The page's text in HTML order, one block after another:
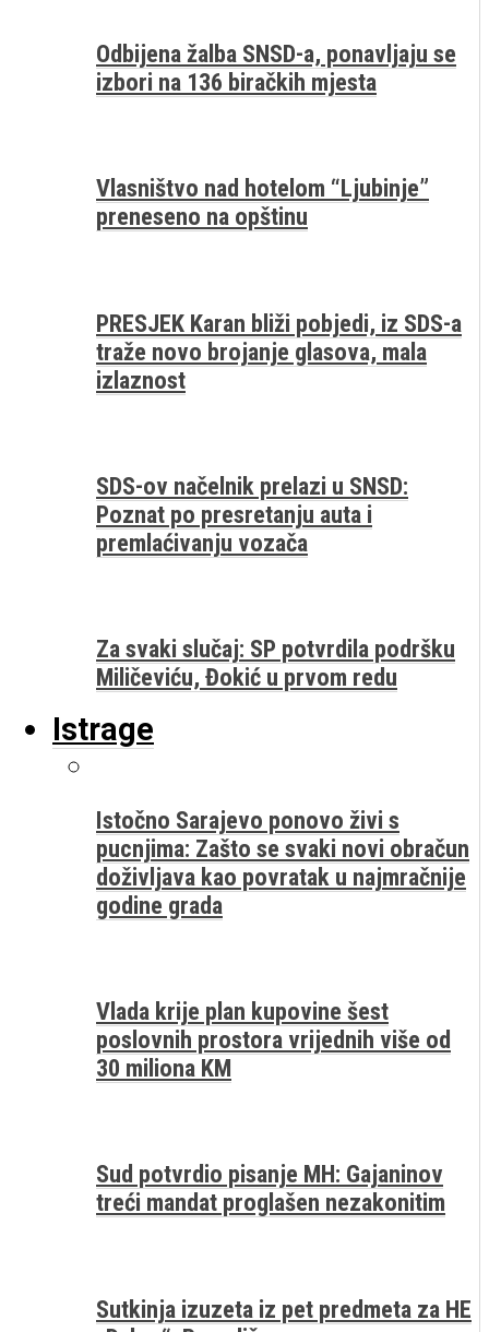
Odbijena žalba SNSD-a, ponavljaju se
izbori na 136 biračkih mjesta
Vlasništvo nad hotelom “Ljubinje”
preneseno na opštinu
PRESJEK Karan bliži pobjedi, iz SDS-a
traže novo brojanje glasova, mala
izlaznost
SDS-ov načelnik prelazi u SNSD:
Poznat po presretanju auta i
premlaćivanju vozača
Za svaki slučaj: SP potvrdila podršku
Miličeviću, Đokić u prvom redu
Istrage
Istočno Sarajevo ponovo živi s
pucnjima: Zašto se svaki novi obračun
doživljava kao povratak u najmračnije
godine grada
Vlada krije plan kupovine šest
poslovnih prostora vrijednih više od
30 miliona KM
Sud potvrdio pisanje MH: Gajaninov
treći mandat proglašen nezakonitim
Sutkinja izuzeta iz pet predmeta za HE